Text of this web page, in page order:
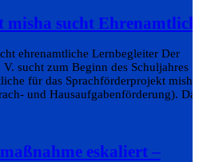
sucht
ehrenamtliche Lernbegleiter Der
sucht zum Beginn des Schuljahres
für das Sprachförderprojekt misha
und Hausaufgabenförderung).
eskaliert –